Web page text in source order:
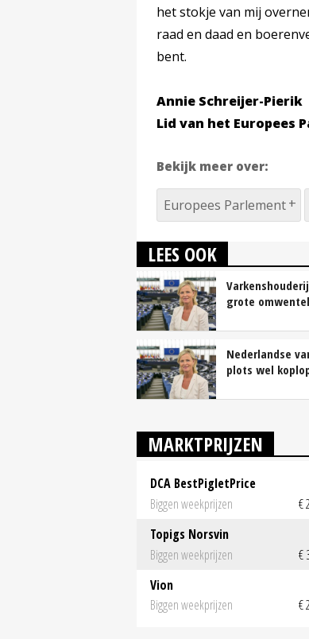
het stokje van mij
raad en daad en
bent.
Annie Schreijer-Pierik
Lid van het Europees
Bekijk meer over:
Europees Parlement
LEES OOK
grote
Nederlandse
plots wel
MARKTPRIJZEN
DCA BestPigletPrice
Biggen weekprijzen
€
Topigs Norsvin
Biggen weekprijzen
€
Vion
Biggen weekprijzen
€